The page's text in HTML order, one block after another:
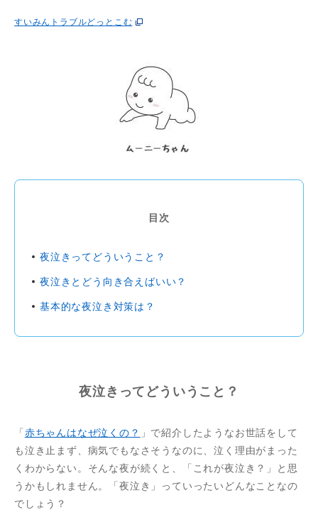
すいみんトラブルどっとこむ
目次
夜泣きってどういうこと？
夜泣きとどう向き合えばいい？
基本的な夜泣き対策は？
夜泣きってどういうこと？
「赤ちゃんはなぜ泣くの？ 」で紹介したようなお世話をして
も泣き止まず、病気でもなさそうなのに、泣く理由がまった
くわからない。そんな夜が続くと、「これが夜泣き？」と思
うかもしれません。「夜泣き」っていったいどんなことなの
でしょう？